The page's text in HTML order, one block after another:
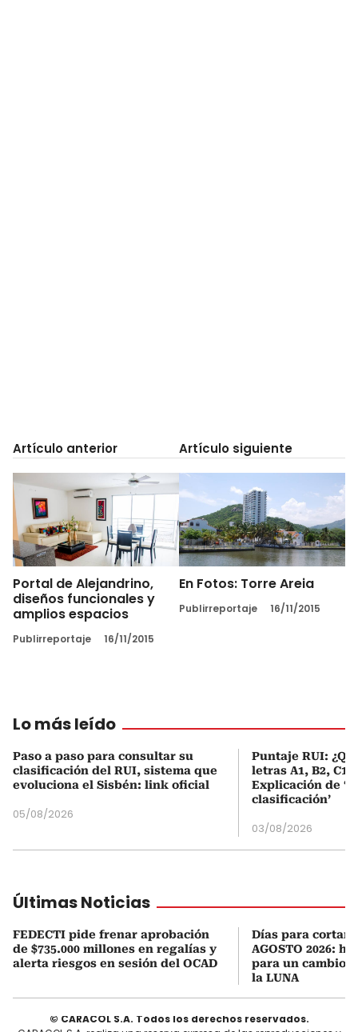
Artículo anterior
Portal de Alejandrino,
diseños funcionales y
amplios espacios
Publirreportaje 16/11/2015
Artículo siguiente
En Fotos: Torre Areia
Publirreportaje 16/11/2015
Lo más leído
Paso a paso para consultar su
clasificación del RUI, sistema que
evoluciona el Sisbén: link oficial
05/08/2026
Puntaje RUI:
letras A1, B2, C1
Explicación de
clasificación’
03/08/2026
Últimas Noticias
FEDECTI pide frenar aprobación
de $735.000 millones en regalías y
alerta riesgos en sesión del OCAD
Días para
AGOSTO 2026:
para un cambio
la LUNA
© CARACOL S.A. Todos los derechos reservados.